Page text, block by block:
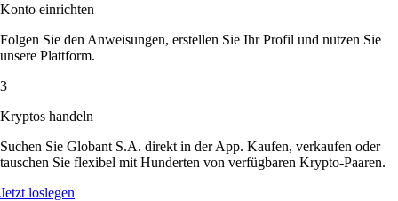
Konto einrichten
Folgen Sie den Anweisungen, erstellen Sie Ihr Profil und nutzen Sie
unsere Plattform.
3
Kryptos handeln
Suchen Sie Globant S.A. direkt in der App. Kaufen, verkaufen oder
tauschen Sie flexibel mit Hunderten von verfügbaren Krypto-Paaren.
Jetzt loslegen